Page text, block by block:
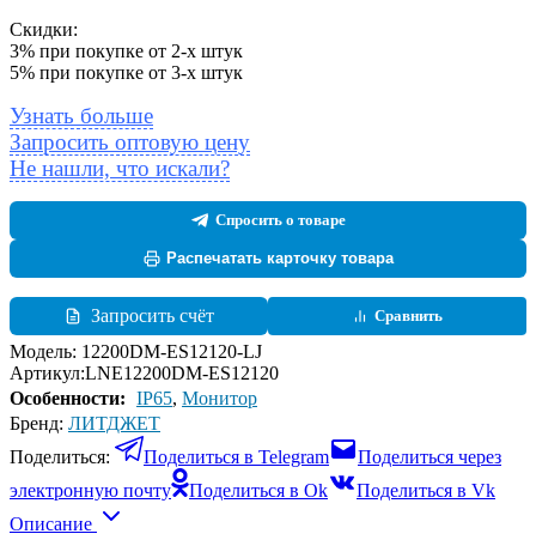
Скидки:
3% при покупке от 2-х штук
5% при покупке от 3-х штук
Узнать больше
Запросить оптовую цену
Не нашли, что искали?
Спросить о товаре
Распечатать карточку товара
Запросить счёт Сравнить
Модель: 12200DM-ES12120-LJ
Артикул:LNE12200DM-ES12120
Особенности: IP65, Монитор
Бренд: ЛИТДЖЕТ
Поделиться:
Поделиться в Telegram
Поделиться через
электронную почту
Поделиться в Ok
Поделиться в Vk
Описание